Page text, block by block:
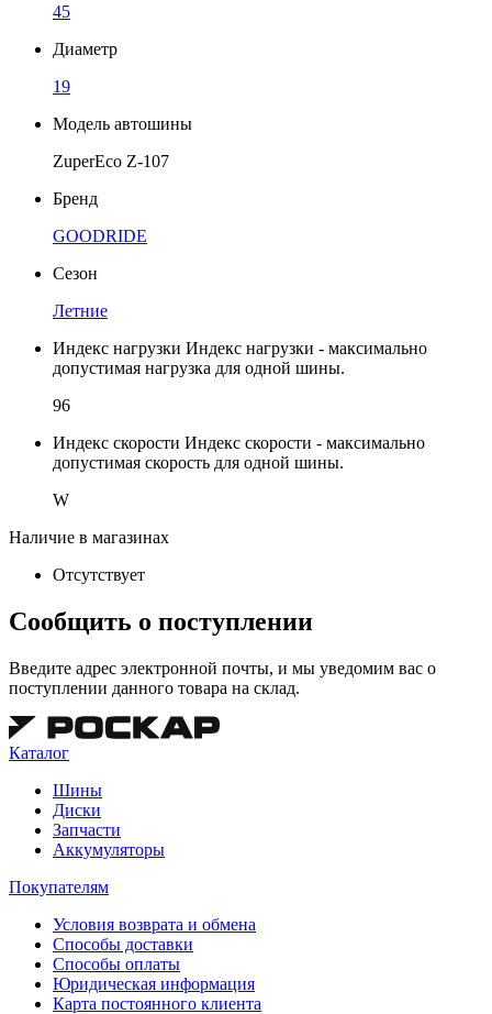
45
Диаметр
19
Модель автошины
ZuperEco Z-107
Бренд
GOODRIDE
Сезон
Летние
Индекс нагрузки Индекс нагрузки - максимально
допустимая нагрузка для одной шины.
96
Индекс скорости Индекс скорости - максимально
допустимая скорость для одной шины.
W
Наличие в магазинах
Отсутствует
Сообщить о поступлении
Введите адрес электронной почты, и мы уведомим вас о
поступлении данного товара на склад.
Каталог
Шины
Диски
Запчасти
Аккумуляторы
Покупателям
Условия возврата и обмена
Способы доставки
Способы оплаты
Юридическая информация
Карта постоянного клиента